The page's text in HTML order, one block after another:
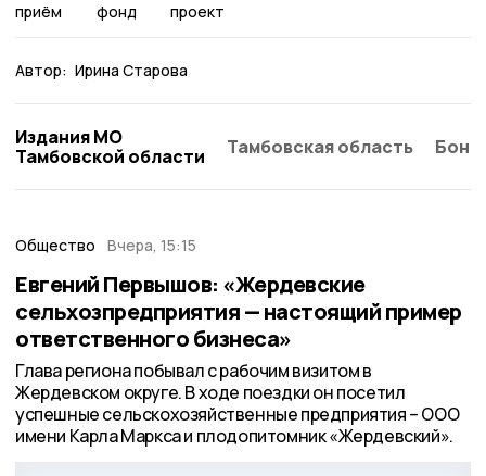
приём фонд проект
Автор: Ирина Старова
Издания МО
Тамбовской области
Тамбовская область
Общество Вчера, 15:15
Евгений Первышов: «Жердевские
сельхозпредприятия — настоящий пример
ответственного бизнеса»
Глава региона побывал с рабочим визитом в
Жердевском округе. В ходе поездки он посетил
успешные сельскохозяйственные предприятия – ООО
имени Карла Маркса и плодопитомник «Жердевский».